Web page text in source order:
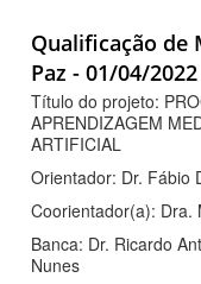
Qualificação de
Paz - 01/04/
Título do projeto:
APRENDIZAGEM
ARTIFICIAL
Orientador: Dr. Fábio
Coorientador(a): Dra.
Banca: Dr. Ricardo
Nunes